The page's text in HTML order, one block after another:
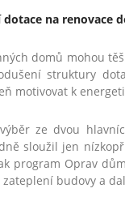
na renovace
domů mohou
struktury
motivovat k
ze dvou
sloužil jen
program Oprav
budovy a